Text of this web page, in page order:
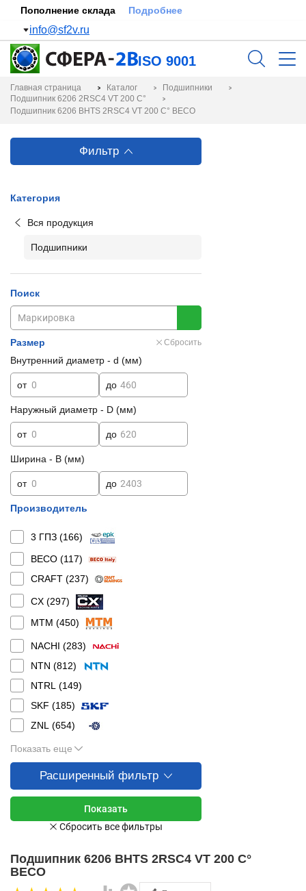
Пополнение склада Подробнее
info@sf2v.ru
ISO 9001
Главная страница Каталог
Подшипники
Подшипник 6206 2RSC4 VT 200 C°
Подшипник 6206 BHTS 2RSC4 VT 200 C° BECO
Фильтр
Категория
Вся продукция
Подшипники
Поиск
Размер Сбросить
Внутренний диаметр - d (мм)
от до
Наружный диаметр - D (мм)
от до
Ширина - B (мм)
от до
Производитель
3 ГПЗ (166)
BECO (117)
CRAFT (237)
CX (297)
MTM (450)
NACHI (283)
NTN (812)
NTRL (149)
SKF (185)
ZNL (654)
Показать еще
Расширенный фильтр
Подшипник 6206 BHTS 2RSC4 VT 200 C°
BECO